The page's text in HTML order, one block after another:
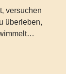
versuchen
überleben,